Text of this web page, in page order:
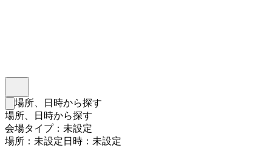
検索フォームを閉じる
場所、日時から探す
場所、日時から探す
会場タイプ：未設定
場所：未設定日時：未設定